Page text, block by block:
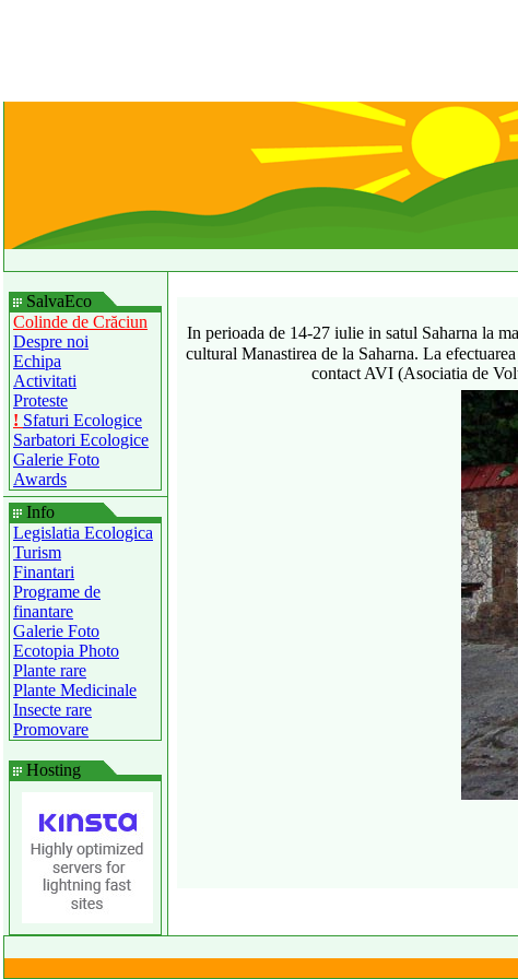
SalvaEco
Colinde de Crăciun
Despre noi
Echipa
Activitati
Proteste
! Sfaturi Ecologice
Sarbatori Ecologice
Galerie Foto
Awards
Info
Legislatia Ecologica
Turism
Finantari
Programe de
finantare
Galerie Foto
Ecotopia Photo
Plante rare
Plante Medicinale
Insecte rare
Promovare
Hosting
In perioada de 14-27 iulie in satul Saharna la
cultural Manastirea de la Saharna. La
contact AVI (Asociatia de